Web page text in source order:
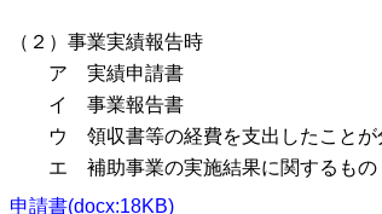
（２）事業実績報告時
ア 実績申請書
イ 事業報告書
ウ 領収書等の経費を支出したことが
エ 補助事業の実施結果に関するもの
申請書(docx:18KB)